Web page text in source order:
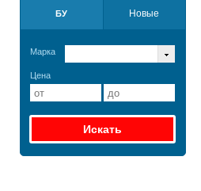
БУ Новые
Марка
Цена